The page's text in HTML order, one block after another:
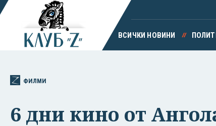
ВСИЧКИ НОВИНИ
ФИЛМИ
6 дни кино от